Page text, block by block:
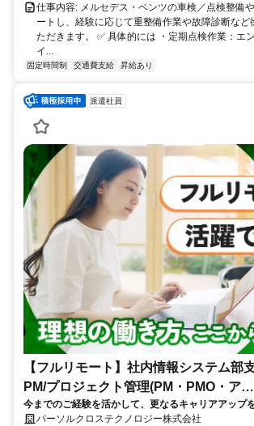
仕事内容: メルセデス・ベンツの車検／点検整備
ートし、経験に応じて重整備作業や故障診断など
ただきます。 ✅ 具体的には ・定期点検作業：エ
イ...
固定時間制 交通費支給 昇給あり
派遣社員
【フルリモート】社内情報システム部
PM/プロジェクト管理(PM・PMO・ア
シ)_N260774362
今までのご経験を活かして、更なるキャリアアップ
かせる/大手通信会社勤務/フルリモートワーク/10月ス
パーソルクロステクノロジー株式会社